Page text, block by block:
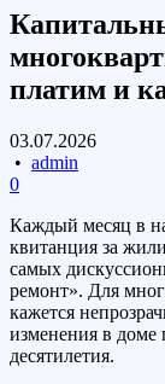
платим и
03.07.2026
• admin
0
Каждый месяц в
квитанция за
самых
ремонт». Для
кажется
изменения в доме
десятилетия.